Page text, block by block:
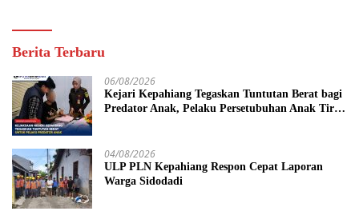
Berita Terbaru
06/08/2026
Kejari Kepahiang Tegaskan Tuntutan Berat bagi
Predator Anak, Pelaku Persetubuhan Anak Tiri
04/08/2026
ULP PLN Kepahiang Respon Cepat Laporan
Warga Sidodadi